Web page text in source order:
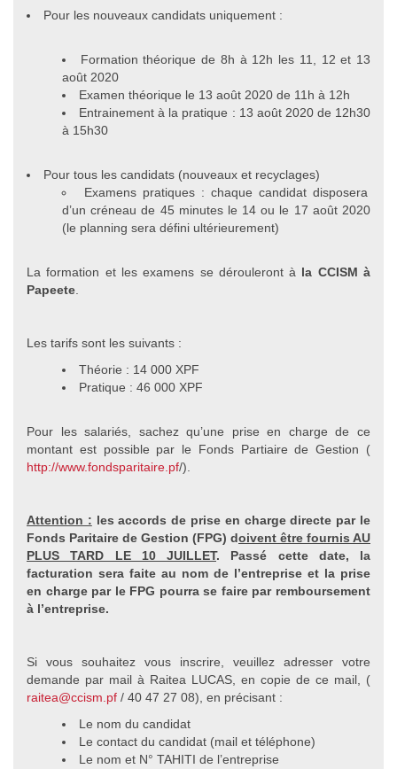
Pour les nouveaux candidats uniquement :
Formation théorique de 8h à 12h les 11, 12 et 13
août 2020
Examen théorique le 13 août 2020 de 11h à 12h
Entrainement à la pratique : 13 août 2020 de 12h30
à 15h30
Pour tous les candidats (nouveaux et recyclages)
Examens pratiques : chaque candidat disposera
d’un créneau de 45 minutes le 14 ou le 17 août 2020
(le planning sera défini ultérieurement)
La formation et les examens se dérouleront à la CCISM à
Papeete
Les tarifs sont les suivants :
Théorie : 14 000 XPF
Pratique : 46 000 XPF
Pour les salariés, sachez qu’une prise en charge de ce
montant est possible par le Fonds Partiaire de Gestion (
http://www.fondsparitaire.pf/).
Attention : les accords de prise en charge directe par le
Fonds Paritaire de Gestion (FPG) doivent être fournis AU
PLUS TARD LE 10 JUILLET. Passé cette date, la
facturation sera faite au nom de l’entreprise et la prise
en charge par le FPG pourra se faire par remboursement
à l’entreprise.
Si vous souhaitez vous inscrire, veuillez adresser votre
demande par mail à Raitea LUCAS, en copie de ce mail, (
raitea@ccism.pf / 40 47 27 08), en précisant :
Le nom du candidat
Le contact du candidat (mail et téléphone)
Le nom et N° TAHITI de l’entreprise